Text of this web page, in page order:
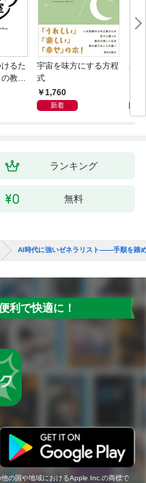
るた
教
オラ
宇宙を味方にする方程
式
1,760
新着
基
ランキング
無料
AI時代に強いゼネラリスト――手順を踏
利で快適に！
の国や地域におけるApple Inc.の商標で